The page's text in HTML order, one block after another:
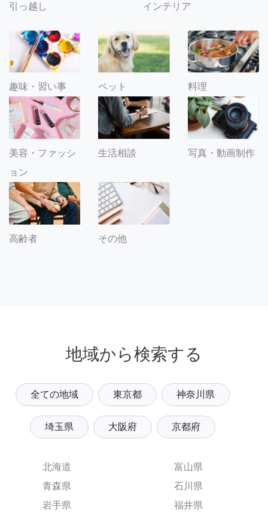
引っ越し インテリア
趣味・習い事 ペット 料理
美容・ファッシ
ョン
生活相談 写真・動画制作
高齢者 その他
地域から検索する
全ての地域 東京都 神奈川県
埼玉県 大阪府 京都府
北海道
青森県
岩手県
富山県
石川県
福井県